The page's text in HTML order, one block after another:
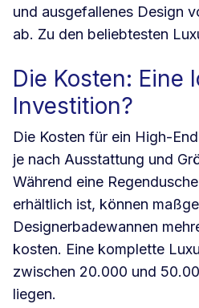
und ausgefallenes Design
ab. Zu den beliebtesten
Die Kosten: Eine
Investition?
Die Kosten für ein High-
je nach Ausstattung und
Während eine
erhältlich ist, können
Designerbadewannen
kosten. Eine komplette
zwischen 20.000 und
liegen.